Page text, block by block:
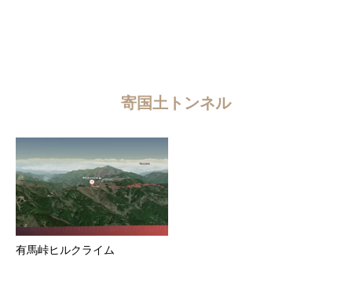
寄国土トンネル
有馬峠ヒルクライム